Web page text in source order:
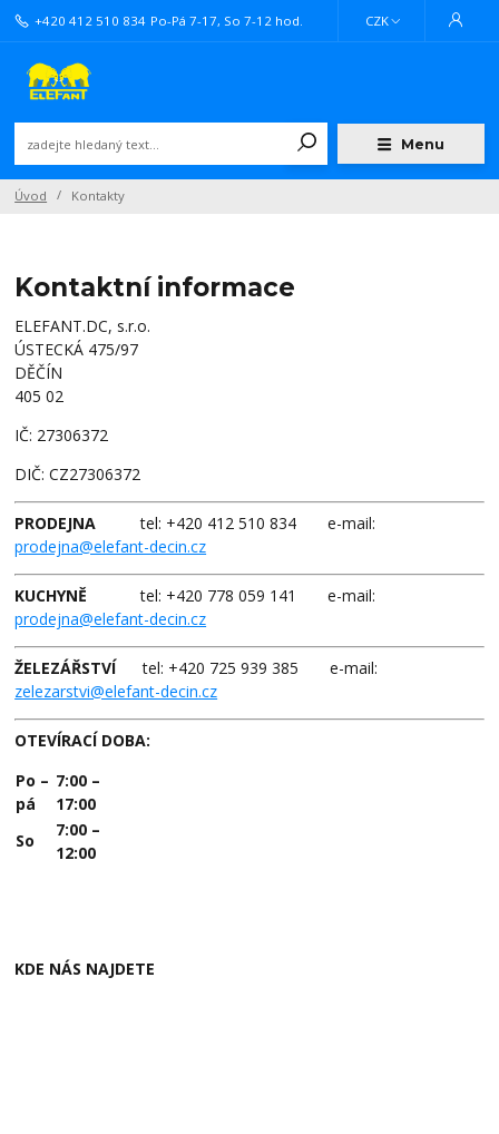
Menu
CZK
+420 412 510 834 Po-Pá 7-17, So 7-12 hod.
Úvod Kontakty
Kontaktní informace
ELEFANT.DC, s.r.o.
ÚSTECKÁ 475/97
DĚČÍN
405 02
IČ: 27306372
DIČ: CZ27306372
PRODEJNA
tel: +420 412 510 834 e-mail:
prodejna@elefant-decin.cz
KUCHYNĚtel: +420 778 059 141 e-mail:
prodejna@elefant-decin.cz
ŽELEZÁŘSTVÍtel: +420 725 939 385 e-mail:
zelezarstvi@elefant-decin.cz
OTEVÍRACÍ DOBA:
Po –
pá
7:00 –
17:00
So
7:00 –
12:00
KDE NÁS NAJDETE